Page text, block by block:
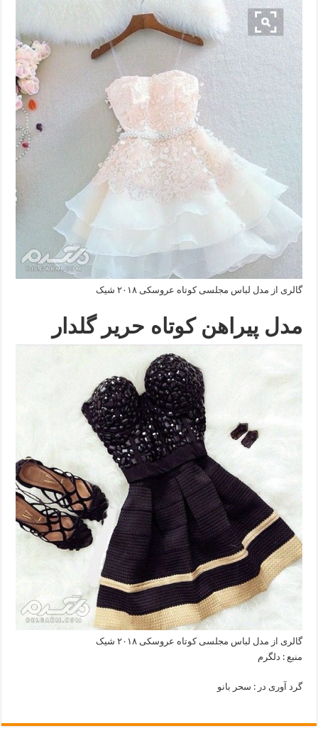
گالری از مدل لباس مجلسی کوتاه عروسکی ۲۰۱۸ شیک
مدل پیراهن کوتاه حریر گلدار
گالری از مدل لباس مجلسی کوتاه عروسکی ۲۰۱۸ شیک
منبع : دلگرم
گرد آوری در : سحر بانو